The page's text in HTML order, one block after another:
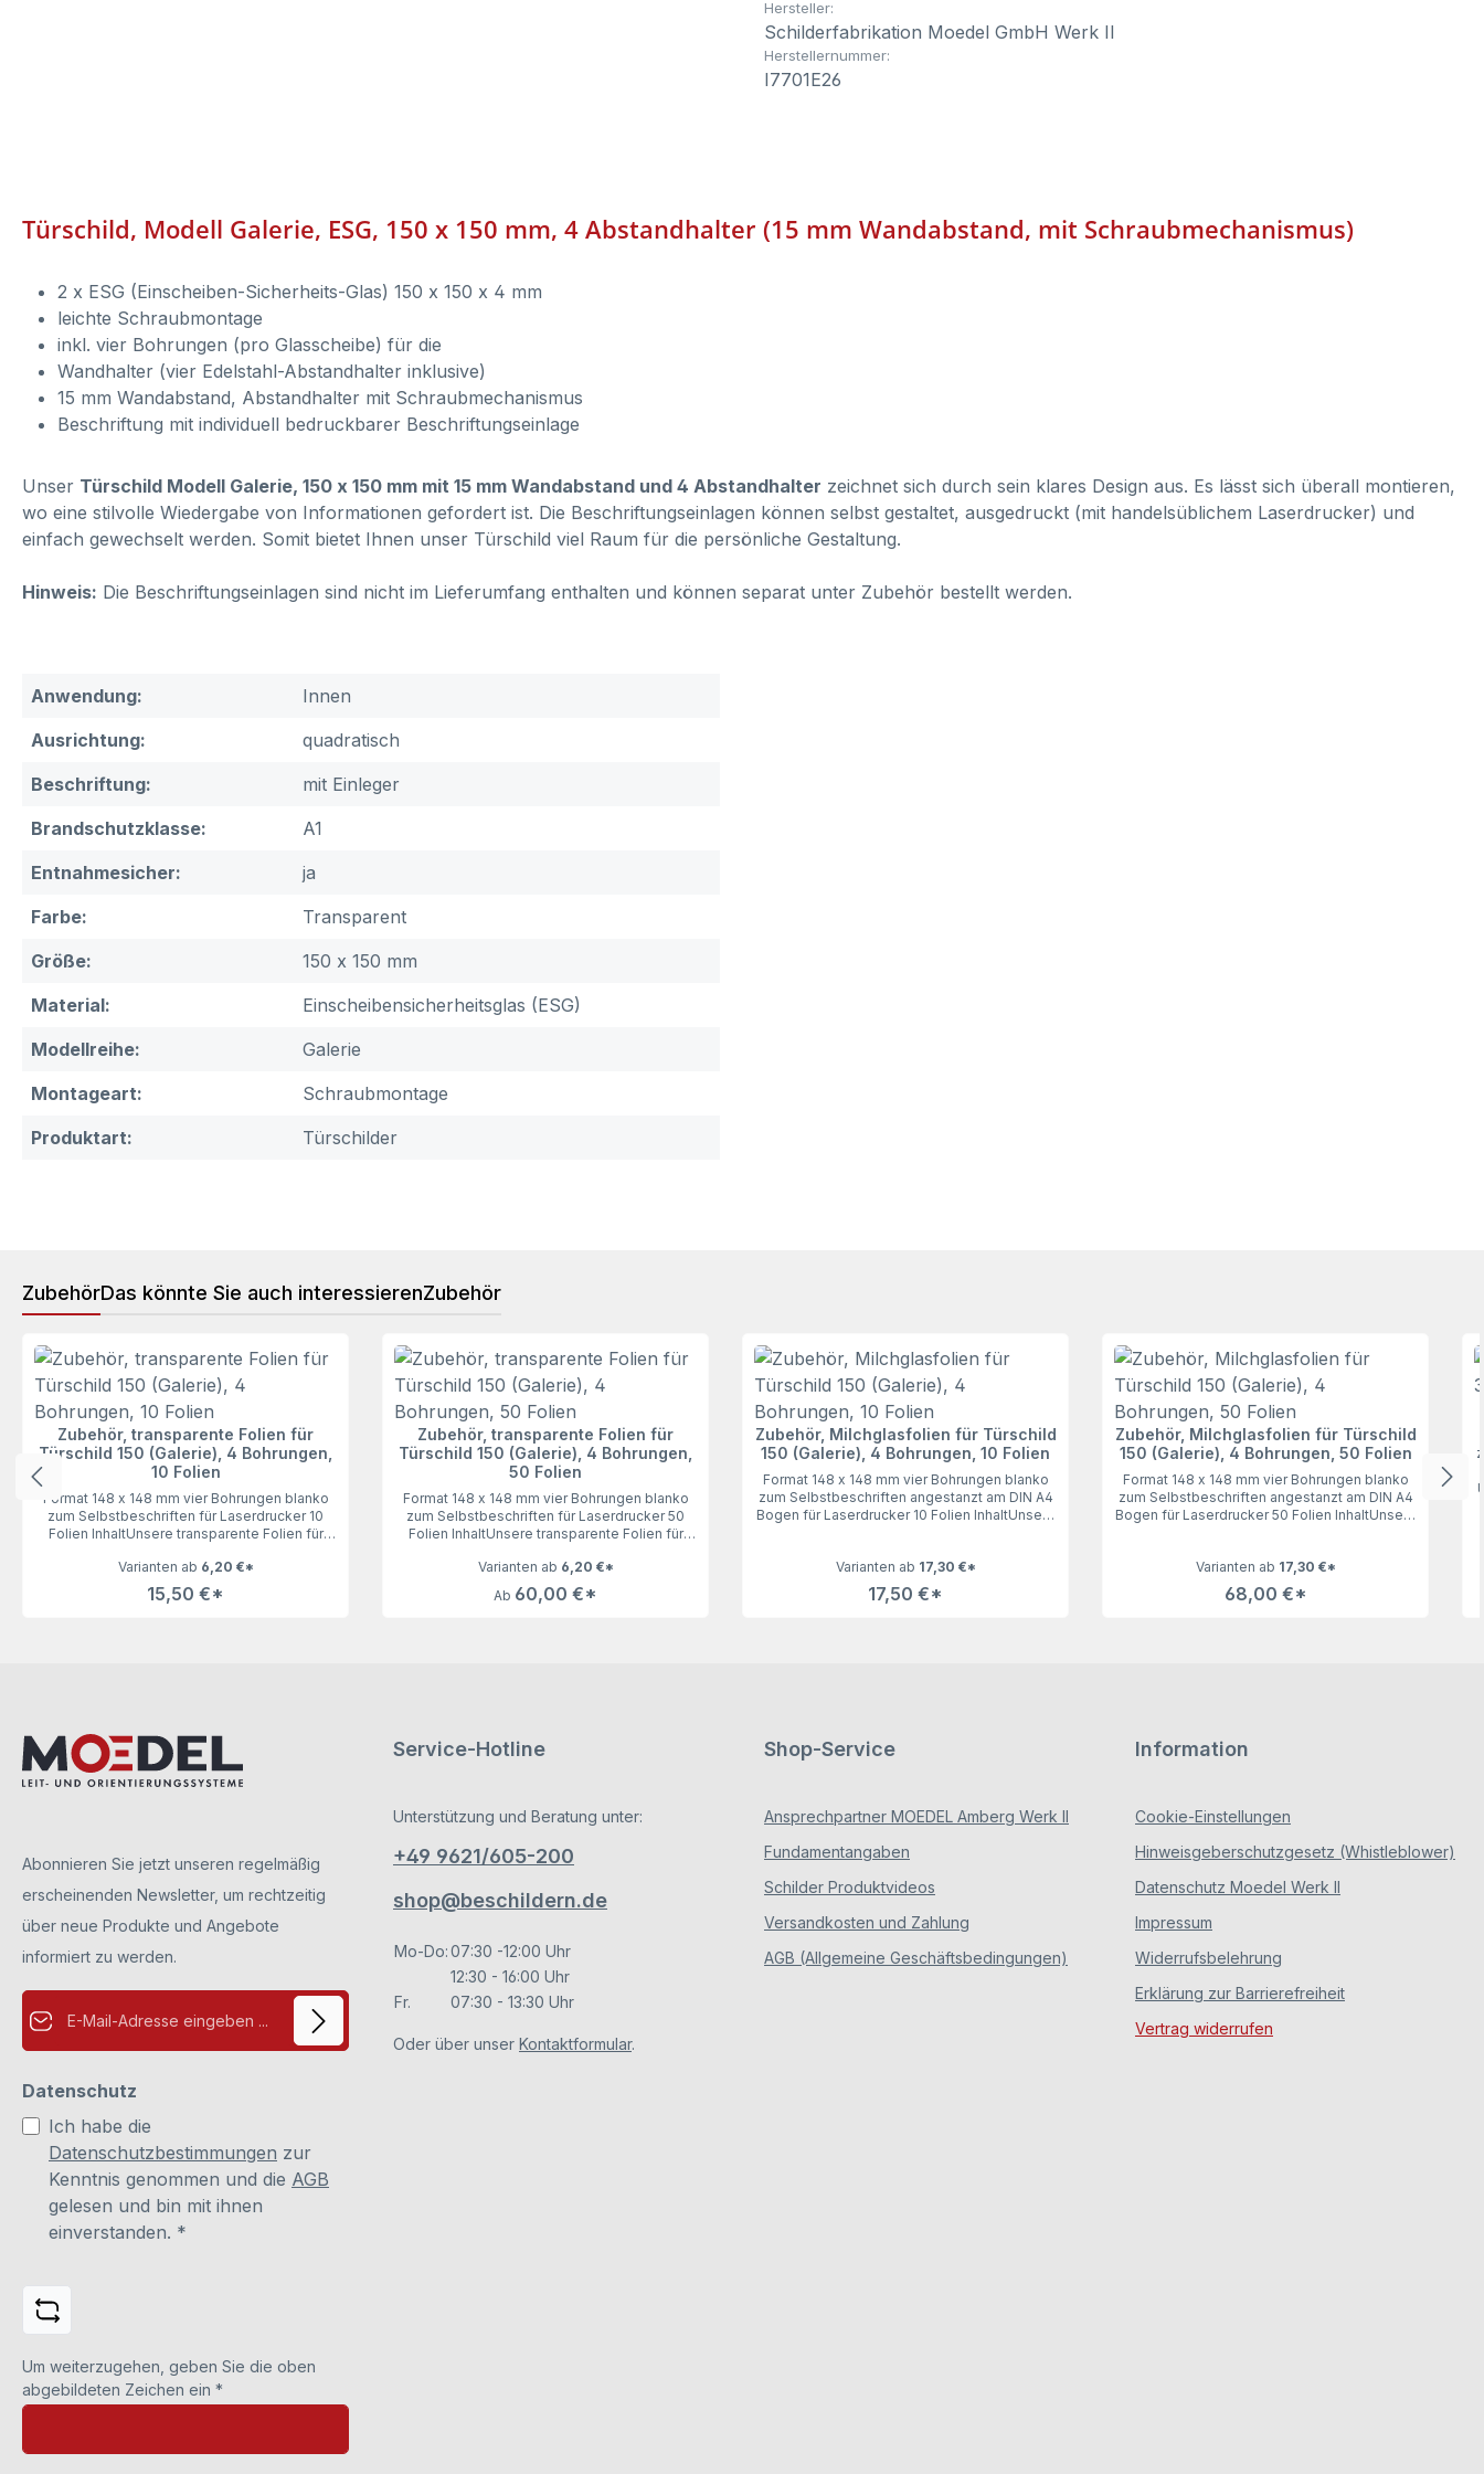
Hersteller:
Schilderfabrikation Moedel GmbH Werk II
Herstellernummer:
I7701E26
Türschild, Modell Galerie, ESG, 150 x 150 mm, 4 Abstandhalter (15 mm Wandabstand, mit Schraubmechanismus)
2 x ESG (Einscheiben-Sicherheits-Glas) 150 x 150 x 4 mm
leichte Schraubmontage
inkl. vier Bohrungen (pro Glasscheibe) für die
Wandhalter (vier Edelstahl-Abstandhalter inklusive)
15 mm Wandabstand, Abstandhalter mit Schraubmechanismus
Beschriftung mit individuell bedruckbarer Beschriftungseinlage
Unser Türschild Modell Galerie, 150 x 150 mm mit 15 mm Wandabstand und 4 Abstandhalter zeichnet sich durch sein klares Design aus. Es lässt sich überall montieren,
wo eine stilvolle Wiedergabe von Informationen gefordert ist. Die Beschriftungseinlagen können selbst gestaltet, ausgedruckt (mit handelsüblichem Laserdrucker) und
einfach gewechselt werden. Somit bietet Ihnen unser Türschild viel Raum für die persönliche Gestaltung.
Hinweis: Die Beschriftungseinlagen sind nicht im Lieferumfang enthalten und können separat unter Zubehör bestellt werden.
Anwendung:
Innen
Ausrichtung:
quadratisch
Beschriftung:
mit Einleger
Brandschutzklasse:
A1
Entnahmesicher:
ja
Farbe:
Transparent
Größe:
150 x 150 mm
Material:
Einscheibensicherheitsglas (ESG)
Modellreihe:
Galerie
Montageart:
Schraubmontage
Produktart:
Türschilder
ZubehörDas könnte Sie auch interessierenZubehör
Produktgalerie überspringen
Zubehör, transparente Folien für
Türschild 150 (Galerie), 4 Bohrungen,
10 Folien
Format 148 x 148 mm vier Bohrungen blanko
zum Selbstbeschriften für Laserdrucker 10
Folien InhaltUnsere transparente Folien für
keine Wünsche offen. Geeignet für
Laserdrucker, vier Bohrungen. Angestanzt auf
DIN A4 Bogen.
Varianten ab 6,20 €*
15,50 €*
Zubehör, transparente Folien für
Türschild 150 (Galerie), 4 Bohrungen,
50 Folien
Format 148 x 148 mm vier Bohrungen blanko
zum Selbstbeschriften für Laserdrucker 50
Folien InhaltUnsere transparente Folien für
keine Wünsche offen. Geeignet für
Laserdrucker, vier Bohrungen. Angestanzt auf
DIN A4 Bogen.
Varianten ab 6,20 €*
Ab 60,00 €*
Zubehör, Milchglasfolien für Türschild
150 (Galerie), 4 Bohrungen, 10 Folien
Format 148 x 148 mm vier Bohrungen blanko
zum Selbstbeschriften angestanzt am DIN A4
Bogen für Laserdrucker 10 Folien InhaltUnsere
Wünsche offen. Geeignet für Laserdrucker.
Varianten ab 17,30 €*
17,50 €*
Zubehör, Milchglasfolien für Türschild
150 (Galerie), 4 Bohrungen, 50 Folien
Format 148 x 148 mm vier Bohrungen blanko
zum Selbstbeschriften angestanzt am DIN A4
Bogen für Laserdrucker 50 Folien InhaltUnsere
Wünsche offen. Geeignet für Laserdrucker.
Varianten ab 17,30 €*
68,00 €*
Abonnieren Sie jetzt unseren regelmäßig
erscheinenden Newsletter, um rechtzeitig
über neue Produkte und Angebote
informiert zu werden.
E-Mail-Adresse*
Datenschutz
Ich habe die
Datenschutzbestimmungen zur
Kenntnis genommen und die AGB
gelesen und bin mit ihnen
einverstanden. *
Um weiterzugehen, geben Sie die oben
abgebildeten Zeichen ein *
Service-Hotline
Unterstützung und Beratung unter:
+49 9621/605-200
shop@beschildern.de
Mo-Do:07:30 -12:00 Uhr
12:30 - 16:00 Uhr
Fr.
07:30 - 13:30 Uhr
Oder über unser Kontaktformular.
Shop-Service
Ansprechpartner MOEDEL Amberg Werk II
Fundamentangaben
Schilder Produktvideos
Versandkosten und Zahlung
AGB (Allgemeine Geschäftsbedingungen)
Information
Cookie-Einstellungen
Hinweisgeberschutzgesetz (Whistleblower)
Datenschutz Moedel Werk II
Impressum
Widerrufsbelehrung
Erklärung zur Barrierefreiheit
Vertrag widerrufen